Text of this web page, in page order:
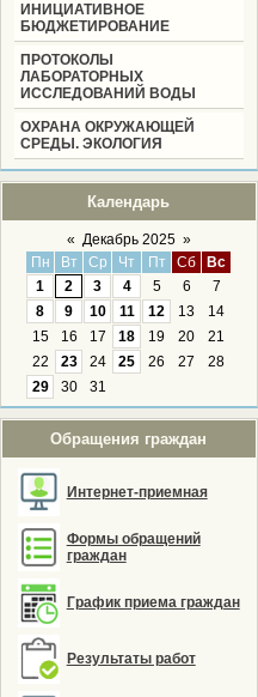
ИНИЦИАТИВНОЕ
БЮДЖЕТИРОВАНИЕ
ПРОТОКОЛЫ
ЛАБОРАТОРНЫХ
ИССЛЕДОВАНИЙ ВОДЫ
ОХРАНА ОКРУЖАЮЩЕЙ
СРЕДЫ. ЭКОЛОГИЯ
Календарь
« Декабрь 2025 »
Пн
Вт Ср Чт Пт Сб
Вс
1
2 3 4 5 6
7
8
9 10 11 12 13
14
15
16 17 18 19 20
21
22
23 24 25 26 27
28
29
30 31
Обращения граждан
Интернет-приемная
Формы обращений
граждан
График приема граждан
Результаты работ